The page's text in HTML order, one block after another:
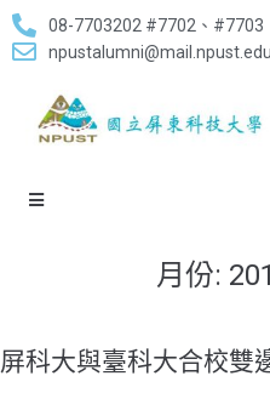
08-7703202 #7702、#7703
月份:
屏科大與臺科大合校雙